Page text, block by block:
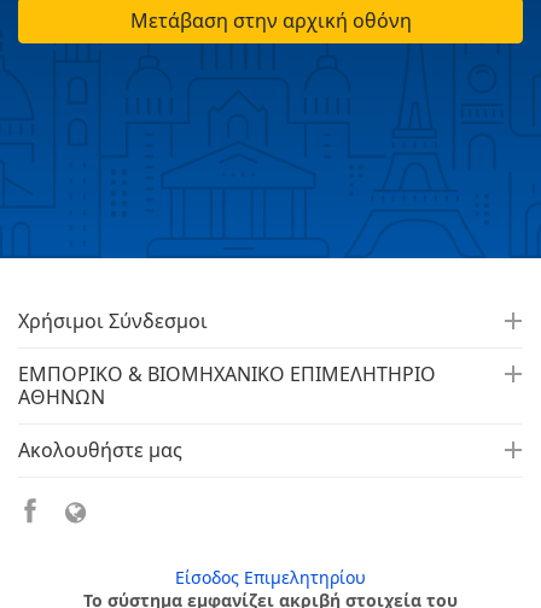
Μετάβαση στην αρχική οθόνη
Χρήσιμοι Σύνδεσμοι
ΕΜΠΟΡΙΚΟ & ΒΙΟΜΗΧΑΝΙΚΟ ΕΠΙΜΕΛΗΤΗΡΙΟ
ΑΘΗΝΩΝ
Ακολουθήστε μας
Είσοδος Επιμελητηρίου
Το σύστημα εμφανίζει ακριβή στοιχεία του